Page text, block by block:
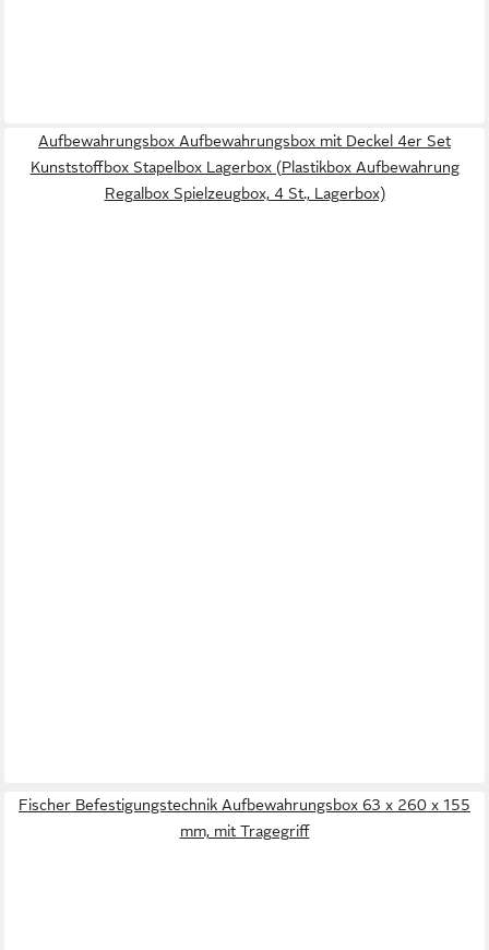
Aufbewahrungsbox Aufbewahrungsbox mit Deckel 4er Set
Kunststoffbox Stapelbox Lagerbox (Plastikbox Aufbewahrung
Regalbox Spielzeugbox, 4 St., Lagerbox)
Fischer Befestigungstechnik Aufbewahrungsbox 63 x 260 x 155
mm, mit Tragegriff